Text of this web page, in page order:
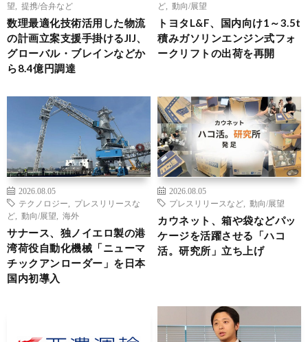
望
提携/合弁など
数理最適化技術活用した物流
の計画立案支援手掛けるJIJ、
グローバル・ブレインなどか
ら8.4億円調達
ど
動向/展望
トヨタL&F、国内向け1～3.5t
積みガソリンエンジン式フォ
ークリフトの出荷を再開
2026.08.05
テクノロジー
プレスリリースな
ど
動向/展望 海外
サナース、独ノイエロ製の港
湾荷役自動化機械「ニューマ
チックアンローダー」を日本
国内初導入
2026.08.05
プレスリリースなど
動向/展望
カウネット、箱や袋などパッ
ケージを活躍させる「ハコ
活。研究所」立ち上げ